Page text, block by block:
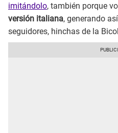
imitándolo, también porque
versión italiana, generando
seguidores, hinchas de la